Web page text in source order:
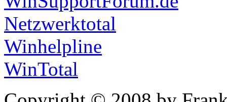
Netzwerktotal
Winhelpline
WinTotal